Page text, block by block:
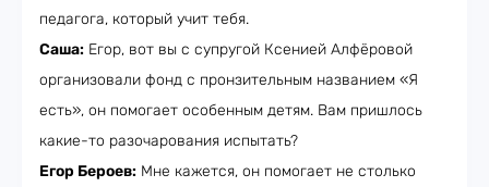
педагога, который учит тебя.
Саша: Егор, вот вы с супругой Ксенией Алфёровой
организовали фонд с пронзительным названием «Я
есть», он помогает особенным детям. Вам пришлось
какие-то разочарования испытать?
Егор Бероев: Мне кажется, он помогает не столько